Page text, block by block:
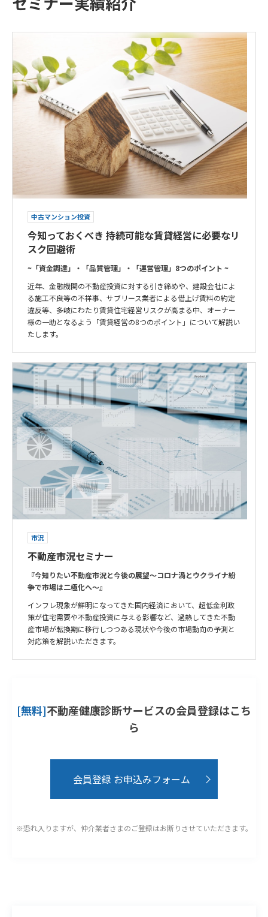
中古マンション投資
今知っておくべき 持続可能な賃貸経営に必要なリ
スク回避術
~「資金調達」・「品質管理」・「運営管理」8つのポイント ~
近年、金融機関の不動産投資に対する引き締めや、建設会社によ
る施工不良等の不祥事、サブリース業者による借上げ賃料の約定
違反等、多岐にわたり賃貸住宅経営リスクが高まる中、オーナー
様の一助となるよう「賃貸経営の8つのポイント」について解説い
たします。
市況
不動産市況セミナー
『今知りたい不動産市況と今後の展望～コロナ渦とウクライナ紛
争で市場は二極化へ～』
インフレ現象が鮮明になってきた国内経済において、超低金利政
策が住宅需要や不動産投資に与える影響など、過熱してきた不動
産市場が転換期に移行しつつある現状や今後の市場動向の予測と
対応策を解説いただきます。
[無料]不動産健康診断サービスの会員登録はこち
ら
会員登録 お申込みフォーム
※恐れ入りますが、仲介業者さまのご登録はお断りさせていただきます。